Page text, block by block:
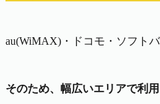
au(WiMAX)・ドコモ・ソフト
そのため、幅広いエリアで利